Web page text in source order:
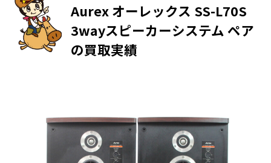
Aurex オーレックス SS-L70S
3wayスピーカーシステム ペア
の買取実績